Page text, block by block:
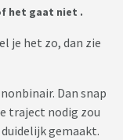
het gaat niet .
je het zo, dan zie
Dan snap
traject nodig zou
gemaakt.